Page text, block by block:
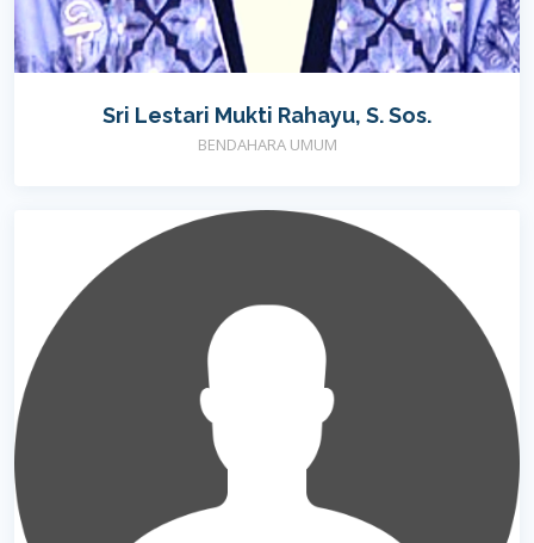
Sri Lestari Mukti Rahayu, S. Sos.
BENDAHARA UMUM